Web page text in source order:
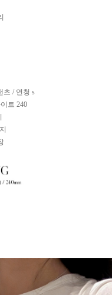
츠 / 연청 s
트 240